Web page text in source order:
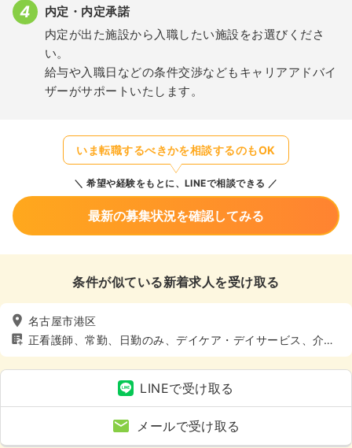
内定・内定承諾
内定が出た施設から入職したい施設をお選びくださ
い。
給与や入職日などの条件交渉などもキャリアアドバイ
ザーがサポートいたします。
いま転職するべきかを相談するのもOK
希望や経験をもとに、LINEで相談できる
最新の募集状況を確認してみる
条件が似ている新着求人を受け取る
名古屋市港区
正看護師、常勤、日勤のみ、デイケア・デイサービス、介
護・福祉系、土日休み
LINEで受け取る
メールで受け取る